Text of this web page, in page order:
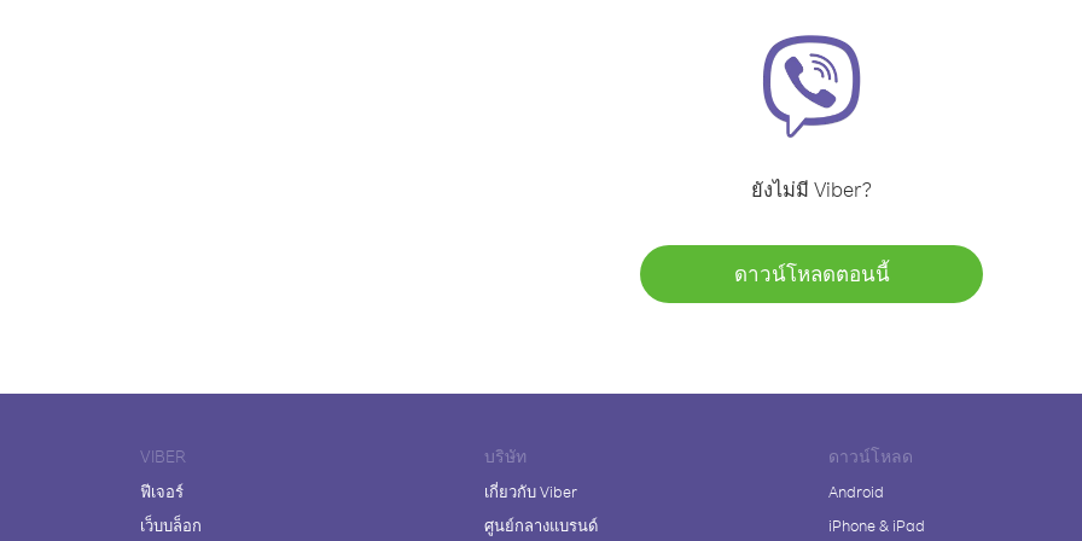
ยังไม่มี Viber?
ดาวน์โหลดตอนนี้
VIBER
ฟีเจอร์
เว็บบล็อก
บริษัท
เกี่ยวกับ Viber
ศูนย์กลางแบรนด์
ดาวน์โหลด
Android
iPhone & iPad